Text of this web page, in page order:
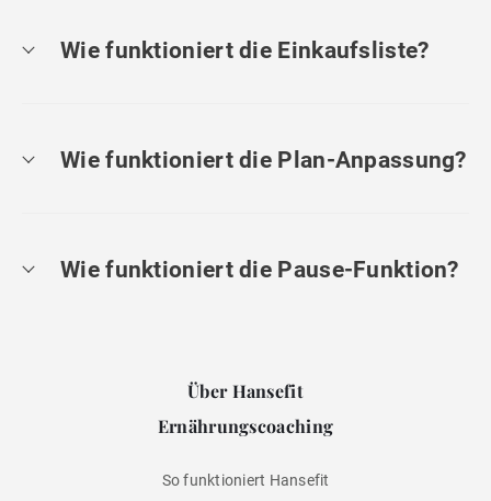
Wie funktioniert die Einkaufsliste?
Wie funktioniert die Plan-Anpassung?
Wie funktioniert die Pause-Funktion?
Über Hansefit
Ernährungscoaching
So funktioniert Hansefit